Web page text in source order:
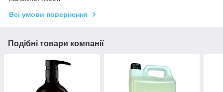
Всі умови повернення
Подібні товари компанії